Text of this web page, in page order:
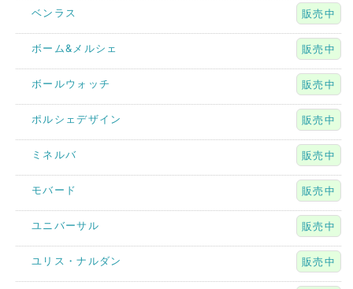
ベンラス 販売中
ボーム&メルシェ 販売中
ボールウォッチ 販売中
ポルシェデザイン 販売中
ミネルバ 販売中
モバード 販売中
ユニバーサル 販売中
ユリス・ナルダン 販売中